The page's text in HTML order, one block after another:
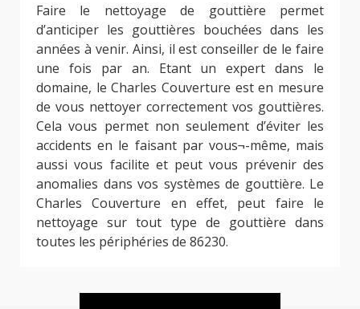
Faire le nettoyage de gouttière permet
d’anticiper les gouttières bouchées dans les
années à venir. Ainsi, il est conseiller de le faire
une fois par an. Etant un expert dans le
domaine, le Charles Couverture est en mesure
de vous nettoyer correctement vos gouttières.
Cela vous permet non seulement d’éviter les
accidents en le faisant par vous¬-même, mais
aussi vous facilite et peut vous prévenir des
anomalies dans vos systèmes de gouttière. Le
Charles Couverture en effet, peut faire le
nettoyage sur tout type de gouttière dans
toutes les périphéries de 86230.